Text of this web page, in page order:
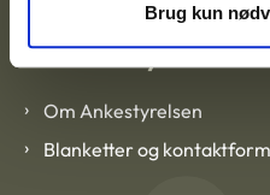
Brug kun
Om Ankestyrelsen
Om Ankestyrelsen
Blanketter og